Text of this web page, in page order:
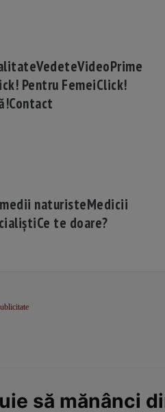
VedeteVideoPrime
Pentru FemeiClick!
Contact
naturisteMedicii
Ce te doare?
să mănânci